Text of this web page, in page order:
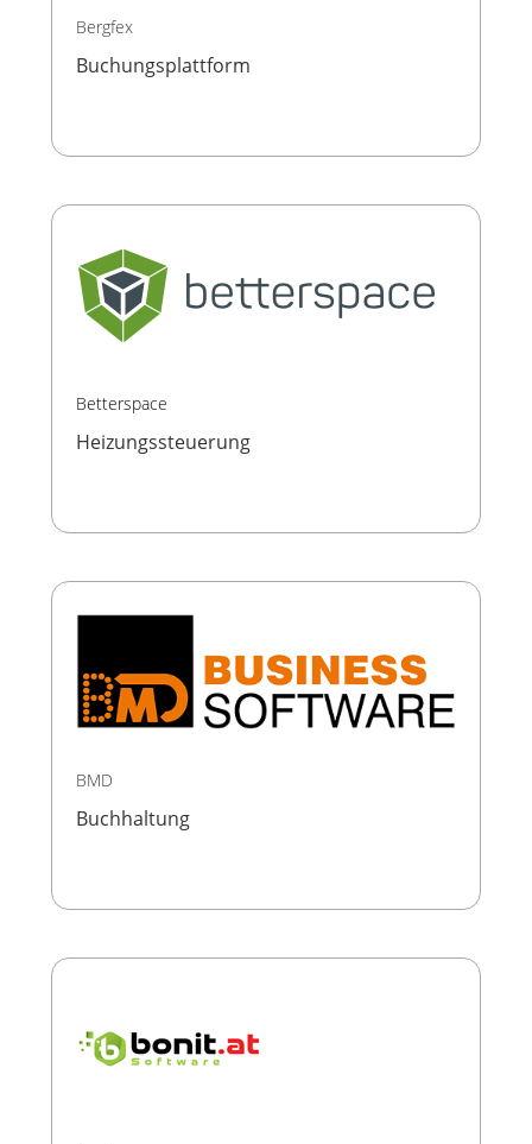
Bergfex
Buchungsplattform
Betterspace
Heizungssteuerung
BMD
Buchhaltung